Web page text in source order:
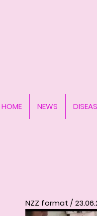
HOME NEWS
NZZ format /